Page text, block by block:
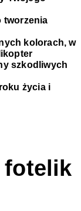
tworzenia
kolorach, w
szkodliwych
życia i
fotelik